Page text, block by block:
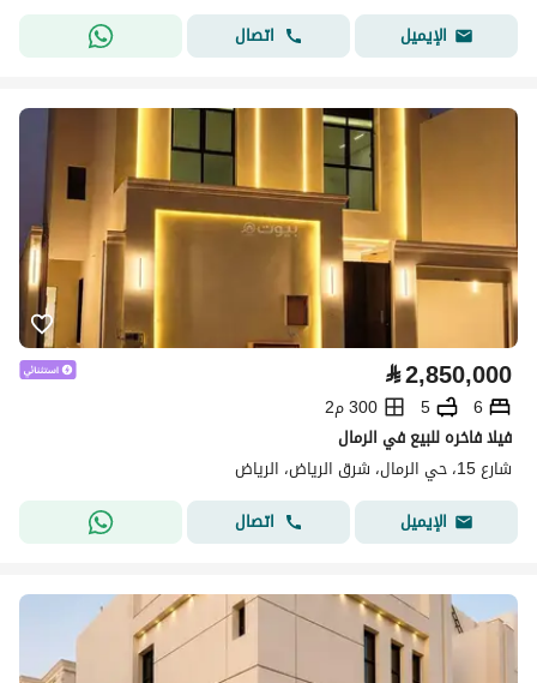
الإيميل
اتصال
⃁2,850,000
6
5
300 م2
فيلا فاخره للبيع في الرمال
شارع 15، حي الرمال، شرق الرياض، الرياض
الإيميل
اتصال